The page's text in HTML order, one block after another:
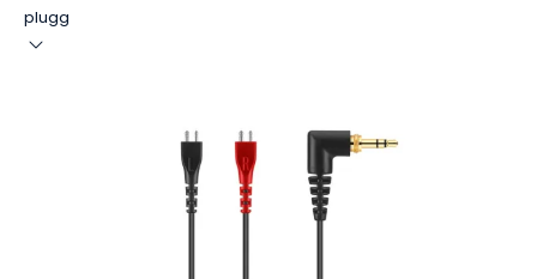
plugg
LYS